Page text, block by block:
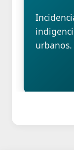
urbanos.